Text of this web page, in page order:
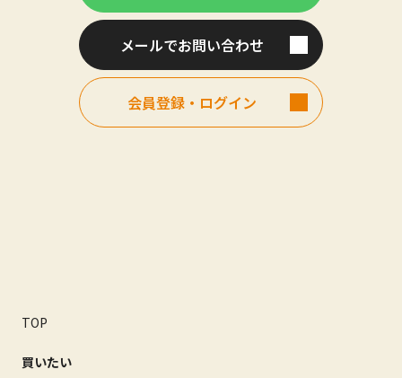
メールでお問い合わせ
会員登録・ログイン
TOP
買いたい